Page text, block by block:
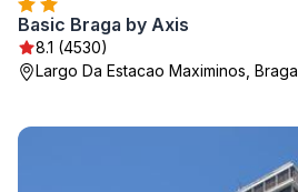
Basic Braga by Axis
8.1 (4530)
Largo Da Estacao Maximinos, Braga